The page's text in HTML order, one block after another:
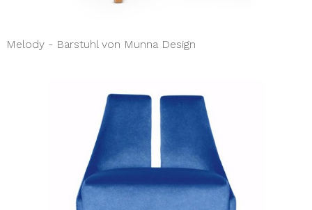
Melody - Barstuhl von Munna Design